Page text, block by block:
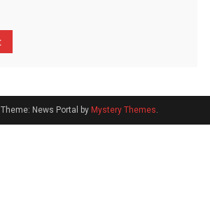
Theme: News Portal by Mystery Themes